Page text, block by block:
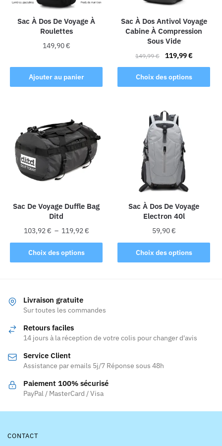
Sac À Dos De Voyage À
Roulettes
149,90€
Ajouter au panier
Sac À Dos Antivol Voyage
Cabine À Compression
Sous Vide
149,99€
Le
prix
initial
était :
119,99€Le
prix
actuel
est :
Choix des options
Ce
produit
plusieurs
variations.
Les
options
peuvent
être
choisies
sur
la
page
du
produit
Sac De Voyage Duffle Bag
Ditd
103,92€ – 119,92€Plage
de
103,92 €
Choix des options
Ce
produit
variations.
Les
peuvent
choisies
sur
la
page
Sac À Dos De Voyage
Electron 40l
59,90€
Choix des options
Ce
produit
être
sur
Livraison gratuite
Sur toutes les commandes
Retours faciles
14 jours à la réception de votre colis pour changer d'avis
Service Client
Assistance par emails 5j/7 Réponse sous 48h
Paiement 100% sécurisé
PayPal / MasterCard / Visa
CONTACT